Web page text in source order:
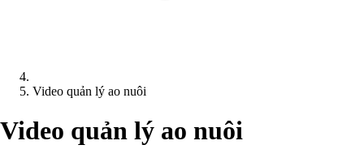
Video quản lý ao nuôi
Video quản lý ao nuôi